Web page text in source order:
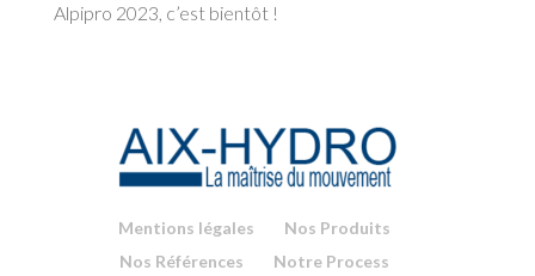
Alpipro 2023, c’est bientôt !
Mentions légales
Nos Produits
Nos Références
Notre Process